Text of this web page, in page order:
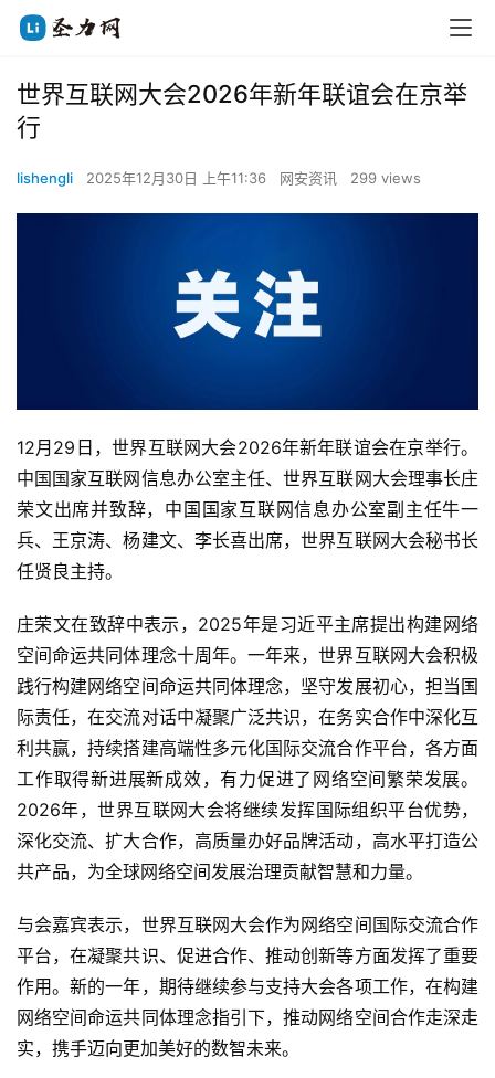
世界互联网大会2026年新年联谊会在京举
行
lishengli 2025年12月30日 上午11:36 网安资讯 299 views
12月29日，世界互联网大会2026年新年联谊会在京举行。
中国国家互联网信息办公室主任、世界互联网大会理事长庄
荣文出席并致辞，中国国家互联网信息办公室副主任牛一
兵、王京涛、杨建文、李长喜出席，世界互联网大会秘书长
任贤良主持。
庄荣文在致辞中表示，2025年是习近平主席提出构建网络
空间命运共同体理念十周年。一年来，世界互联网大会积极
践行构建网络空间命运共同体理念，坚守发展初心，担当国
际责任，在交流对话中凝聚广泛共识，在务实合作中深化互
利共赢，持续搭建高端性多元化国际交流合作平台，各方面
工作取得新进展新成效，有力促进了网络空间繁荣发展。
2026年，世界互联网大会将继续发挥国际组织平台优势，
深化交流、扩大合作，高质量办好品牌活动，高水平打造公
共产品，为全球网络空间发展治理贡献智慧和力量。
与会嘉宾表示，世界互联网大会作为网络空间国际交流合作
平台，在凝聚共识、促进合作、推动创新等方面发挥了重要
作用。新的一年，期待继续参与支持大会各项工作，在构建
网络空间命运共同体理念指引下，推动网络空间合作走深走
实，携手迈向更加美好的数智未来。